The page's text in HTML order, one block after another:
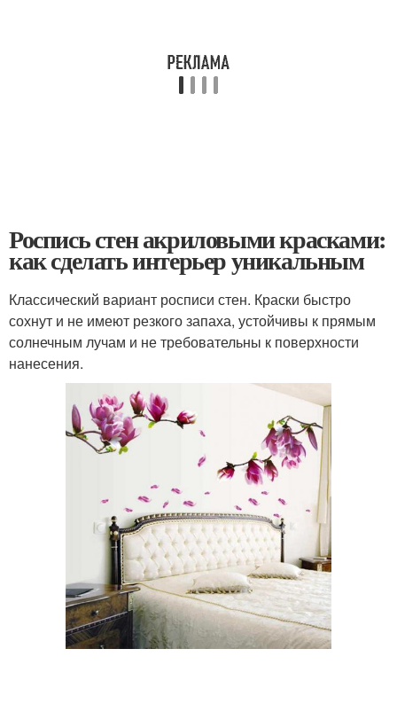
Роспись стен акриловыми красками:
как сделать интерьер уникальным
Классический вариант росписи стен. Краски быстро
сохнут и не имеют резкого запаха, устойчивы к прямым
солнечным лучам и не требовательны к поверхности
нанесения.